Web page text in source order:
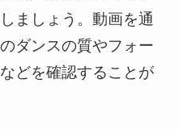
ましょう。動画を通
ダンスの質やフォー
どを確認することが